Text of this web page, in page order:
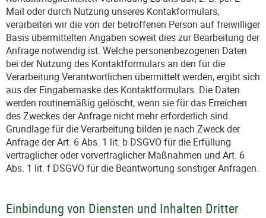
Mail oder durch Nutzung unseres Kontakformulars,
verarbeiten wir die von der betroffenen Person auf freiwilliger
Basis übermittelten Angaben soweit dies zur Bearbeitung der
Anfrage notwendig ist. Welche personenbezogenen Daten
bei der Nutzung des Kontaktformulars an den für die
Verarbeitung Verantwortlichen übermittelt werden, ergibt sich
aus der Eingabemaske des Kontaktformulars. Die Daten
werden routinemäßig gelöscht, wenn sie für das Erreichen
des Zweckes der Anfrage nicht mehr erforderlich sind.
Grundlage für die Verarbeitung bilden je nach Zweck der
Anfrage der Art. 6 Abs. 1 lit. b DSGVO für die Erfüllung
vertraglicher oder vorvertraglicher Maßnahmen und Art. 6
Abs. 1 lit. f DSGVO für die Beantwortung sonstiger Anfragen.
Einbindung von Diensten und Inhalten Dritter